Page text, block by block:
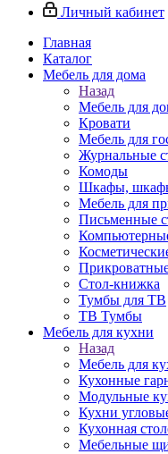
Личный кабинет
Главная
Каталог
Мебель для дома
Назад
Мебель для
Кровати
Мебель для
Журнальные
Комоды
Шкафы,
Мебель для
Письменные
Стол-книжка
Тумбы для ТВ
ТВ Тумбы
Мебель для кухни
Назад
Мебель для
Кухонные
Модульные
Кухни
Кухонная
Мебельные